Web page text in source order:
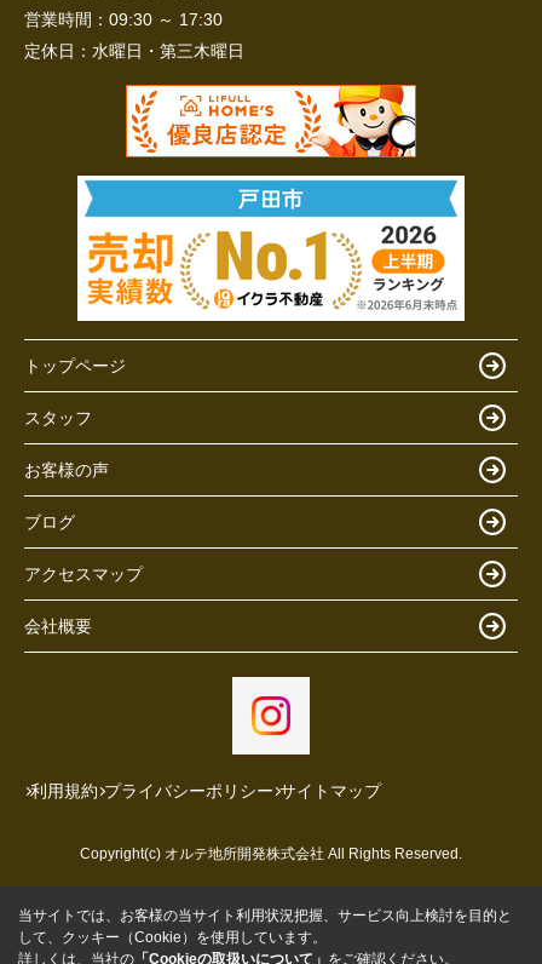
営業時間： 09:30 ～ 17:30
定休日： 水曜日・第三木曜日
トップページ
スタッフ
お客様の声
ブログ
アクセスマップ
会社概要
利用規約 プライバシーポリシー サイトマップ
Copyright(c) オルテ地所開発株式会社 All Rights Reserved.
当サイトでは、お客様の当サイト利用状況把握、サービス向上検討を目的と
して、クッキー（Cookie）を使用しています。
詳しくは、当社の 「Cookieの取扱いについて」 をご確認ください。